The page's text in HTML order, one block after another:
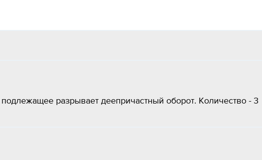
разрывает деепричастный оборот. Количество - 3